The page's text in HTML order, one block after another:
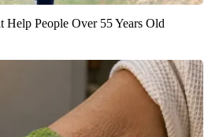
Help People Over 55 Years Old